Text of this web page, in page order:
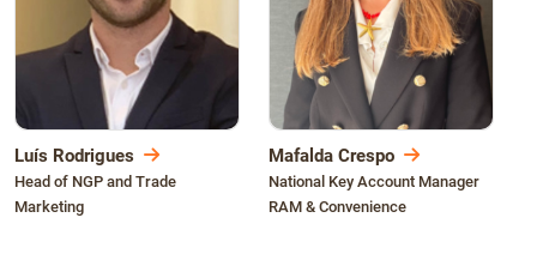
Luís Rodrigues
Head of NGP and Trade
Marketing
Mafalda Crespo
National Key Account Manager
RAM & Convenience